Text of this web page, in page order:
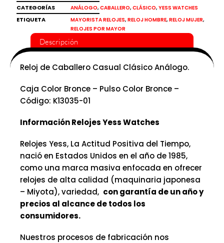
CATEGORÍAS
ANÁLOGO, CABALLERO, CLÁSICO, YESS WATCHES
ETIQUETA MAYORISTA RELOJES, RELOJ HOMBRE, RELOJ MUJER,
RELOJES POR MAYOR
Descripción
Reloj de Caballero Casual Clásico Análogo.
Caja Color Bronce – Pulso Color Bronce –
Código: K13035-01
Información Relojes Yess Watches
Relojes Yess, La Actitud Positiva del Tiempo,
nació en Estados Unidos en el año de 1985,
como una marca masiva enfocada en ofrecer
relojes de alta calidad (maquinaria japonesa
– Miyota), variedad, con garantía de un año y
precios al alcance de todos los
consumidores.
Nuestros procesos de fabricación nos